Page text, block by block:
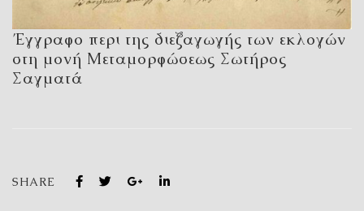
Έγγραφο περι της διεξαγωγής των εκλογών
στη μονή Μεταμορφώσεως Σωτήρος
Σαγματά
SHARE